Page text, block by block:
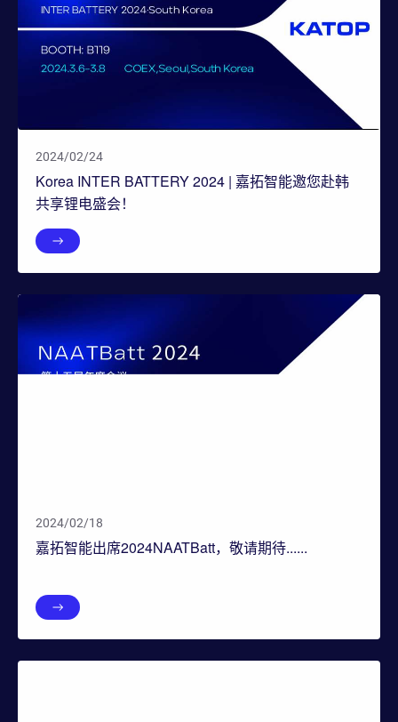
2024/02/24
Korea INTER BATTERY 2024 | 嘉拓智能邀您赴韩
共享锂电盛会！
2024/02/18
嘉拓智能出席2024NAATBatt，敬请期待......